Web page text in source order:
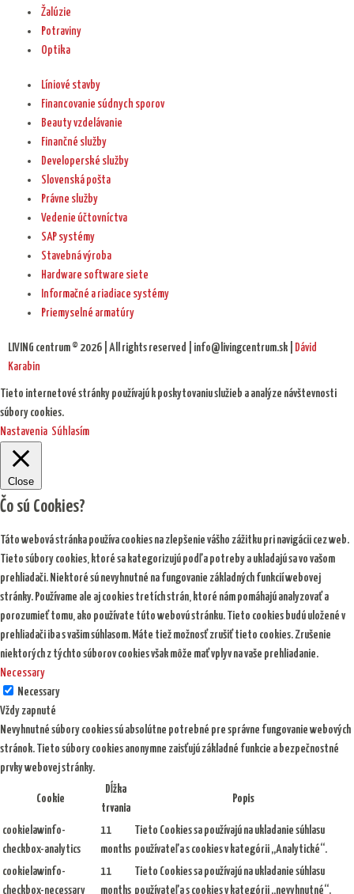
Žalúzie
Potraviny
Optika
Líniové stavby
Financovanie súdnych sporov
Beauty vzdelávanie
Finančné služby
Developerské služby
Slovenská pošta
Právne služby
Vedenie účtovníctva
SAP systémy
Stavebná výroba
Hardware software siete
Informačné a riadiace systémy
Priemyselné armatúry
LIVING centrum © 2026 | All rights reserved | info@livingcentrum.sk |
Dávid
Karabin
Tieto internetové stránky používajú k poskytovaniu služieb a analýze návštevnosti
súbory cookies.
Nastavenia Súhlasím
Close
Čo sú Cookies?
Táto webová stránka používa cookies na zlepšenie vášho zážitku pri navigácii cez web.
Tieto súbory cookies, ktoré sa kategorizujú podľa potreby a ukladajú sa vo vašom
prehliadači. Niektoré sú nevyhnutné na fungovanie základných funkcií webovej
stránky. Používame ale aj cookies tretích strán, ktoré nám pomáhajú analyzovať a
porozumieť tomu, ako používate túto webovú stránku. Tieto cookies budú uložené v
prehliadači iba s vašim súhlasom. Máte tiež možnosť zrušiť tieto cookies. Zrušenie
niektorých z týchto súborov cookies však môže mať vplyv na vaše prehliadanie.
Necessary
Necessary
Vždy zapnuté
Nevyhnutné súbory cookies sú absolútne potrebné pre správne fungovanie webových
stránok. Tieto súbory cookies anonymne zaisťujú základné funkcie a bezpečnostné
prvky webovej stránky.
Cookie
Dĺžka
trvania
Popis
cookielawinfo-
checkbox-analytics
11
months
Tieto Cookies sa používajú na ukladanie súhlasu
používateľa s cookies v kategórii „Analytické“.
cookielawinfo-
checkbox-necessary
11
months
Tieto Cookies sa používajú na ukladanie súhlasu
používateľa s cookies v kategórii „nevyhnutné“.